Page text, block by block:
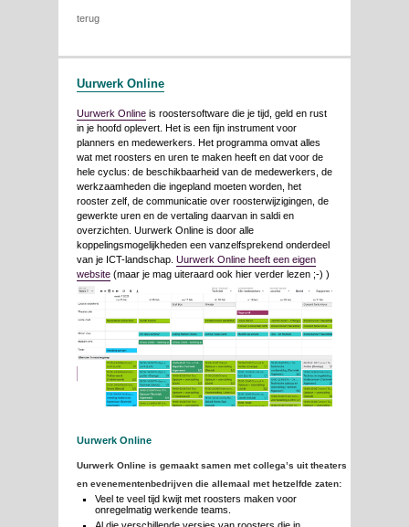
terug
Uurwerk Online
Uurwerk Online is roostersoftware die je tijd, geld en rust
in je hoofd oplevert. Het is een fijn instrument voor
planners en medewerkers. Het programma omvat alles
wat met roosters en uren te maken heeft en dat voor de
hele cyclus: de beschikbaarheid van de medewerkers, de
werkzaamheden die ingepland moeten worden, het
rooster zelf, de communicatie over roosterwijzigingen, de
gewerkte uren en de vertaling daarvan in saldi en
overzichten. Uurwerk Online is door alle
koppelingsmogelijkheden een vanzelfsprekend onderdeel
van je ICT-landschap. Uurwerk Online heeft een eigen
website (maar je mag uiteraard ook hier verder lezen ;-) )
Uurwerk Online
Uurwerk Online is gemaakt samen met collega’s uit theaters
en evenementenbedrijven die allemaal met hetzelfde zaten:
Veel te veel tijd kwijt met roosters maken voor
onregelmatig werkende teams.